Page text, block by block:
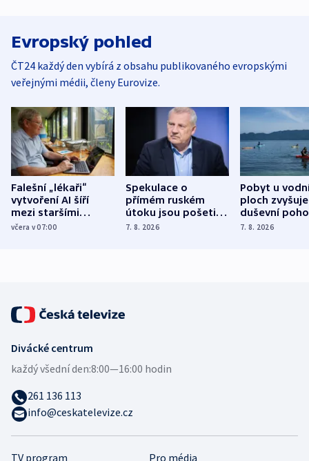
Evropský pohled
ČT24 každý den vybírá z obsahu publikovaného evropskými
veřejnými médii, členy Eurovize.
Falešní „lékaři“
vytvoření AI šíří
mezi staršími
Poláky nebezpečné
včera v 07:00
Spekulace o
přímém ruském
útoku jsou pošetilé,
míní estonský
7. 8. 2026
Pobyt u
ploch zvyšuje
duševní
ukázala
7. 8. 2026
TV program Pro média
Divácké centrum
každý všední den:8:00—16:00 hodin
261 136 113
info@ceskatelevize.cz